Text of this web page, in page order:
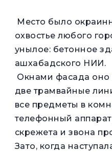
Место было
охвостье любого
унылое: бетонное
ашхабадского НИИ.
Окнами фасада оно
две трамвайные
все предметы в
телефонный
скрежета и звона
Зато, когда